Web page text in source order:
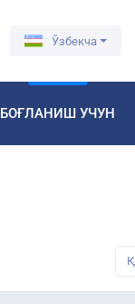
Ўзбекча
БОҒЛАНИШ УЧУН